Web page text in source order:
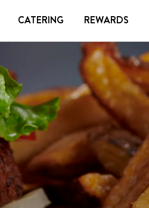
CATERING REWARDS
TARJETA DE REGALO